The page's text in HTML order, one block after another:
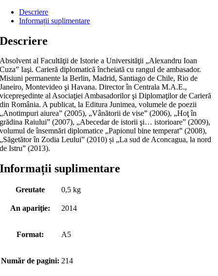
Descriere
Informații suplimentare
Descriere
Absolvent al Facultăţii de Istorie a Universităţii „Alexandru Ioan
Cuza” Iaşi. Carieră diplomatică încheiată cu rangul de ambasador.
Misiuni permanente la Berlin, Madrid, Santiago de Chile, Rio de
Janeiro, Montevideo şi Havana. Director în Centrala M.A.E.,
vicepreşedinte al Asociaţiei Ambasadorilor şi Diplomaţilor de Carieră
din România. A publicat, la Editura Junimea, volumele de poezii
„Anotimpuri aiurea” (2005), „Vânătorii de vise” (2006), „Hoţ în
grădina Raiului” (2007), „Abecedar de istorii şi… istorioare” (2009),
volumul de însemnări diplomatice „Papionul bine temperat” (2008),
„Săgetător în Zodia Leului” (2010) și „La sud de Aconcagua, la nord
de Istru” (2013).
Informații suplimentare
Greutate 0,5 kg
An apariţie: 2014
Format: A5
Număr de pagini: 214